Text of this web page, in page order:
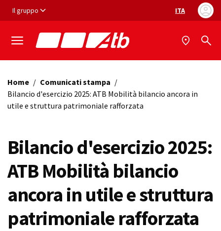
Vai ai contenuti
Vai al footer
Il gruppo Selezione
ITA
Home / Comunicati stampa /
Bilancio d'esercizio 2025: ATB Mobilità bilancio ancora in
utile e struttura patrimoniale rafforzata
Bilancio d'esercizio 2025:
ATB Mobilità bilancio
ancora in utile e struttura
patrimoniale rafforzata